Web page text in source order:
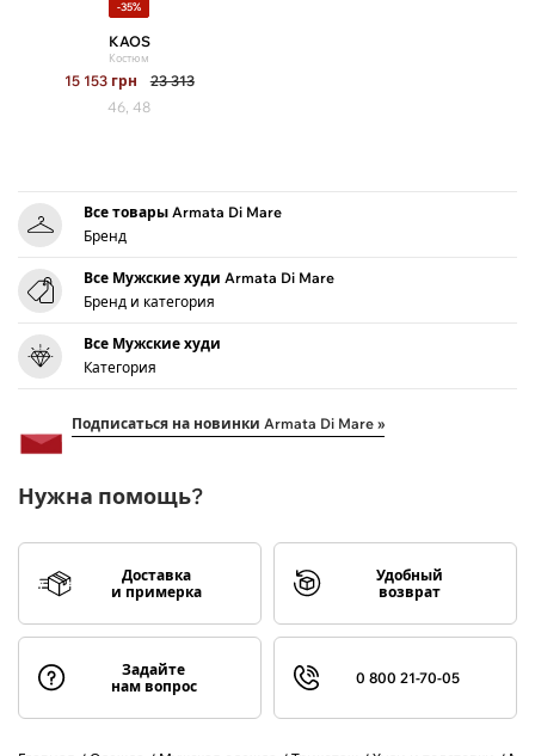
-35%
KAOS
Костюм
15 153 грн
23 313
46, 48
Все товары Armata Di Mare
Бренд
Все Мужские худи Armata Di Mare
Бренд и категория
Все Мужские худи
Категория
Подписаться на новинки Armata Di Mare »
Нужна помощь?
Доставка
и примерка
Удобный
возврат
Задайте
нам вопрос
0 800 21-70-05